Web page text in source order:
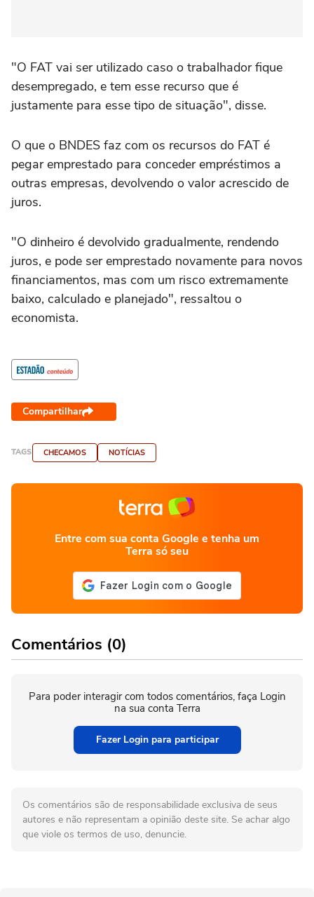
"O FAT vai ser utilizado caso o trabalhador fique
desempregado, e tem esse recurso que é
justamente para esse tipo de situação", disse.
O que o BNDES faz com os recursos do FAT é
pegar emprestado para conceder empréstimos a
outras empresas, devolvendo o valor acrescido de
juros.
"O dinheiro é devolvido gradualmente, rendendo
juros, e pode ser emprestado novamente para novos
financiamentos, mas com um risco extremamente
baixo, calculado e planejado", ressaltou o
economista.
Compartilhar
TAGS CHECAMOS NOTÍCIAS
Entre com sua conta Google e tenha um
Terra só seu
Comentários (0)
Para poder interagir com todos comentários, faça Login
na sua conta Terra
Fazer Login para participar
Os comentários são de responsabilidade exclusiva de seus
autores e não representam a opinião deste site. Se achar algo
que viole os termos de uso, denuncie.